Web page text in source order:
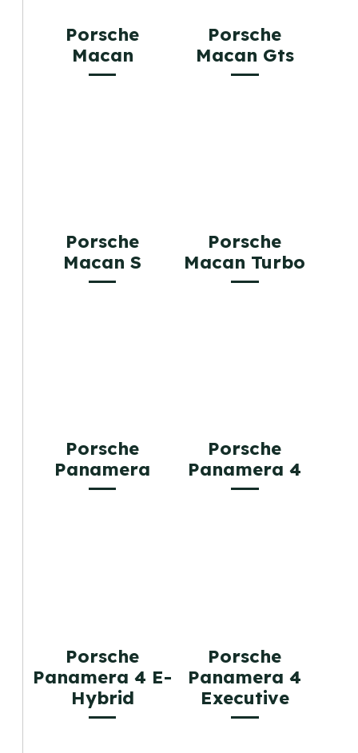
Porsche
Macan
Porsche
Macan Gts
Porsche
Macan S
Porsche
Macan Turbo
Porsche
Panamera
Porsche
Panamera 4
Porsche
Panamera 4 E-
Hybrid
Porsche
Panamera 4
Executive